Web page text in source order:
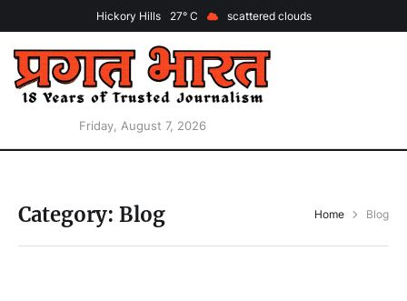
Hickory Hills 27 scattered clouds
Friday, August 7, 2026
Category: Blog Home Blog